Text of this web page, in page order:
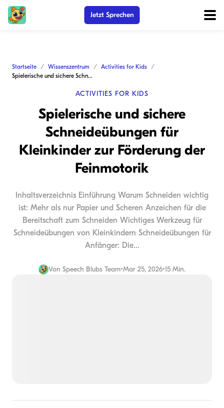
Jetzt Sprechen
Startseite Wissenszentrum
Activities for Kids
Spielerische und sichere Schneideübungen für Kleinkinder zur Förderung der Feinmotorik
ACTIVITIES FOR KIDS
Spielerische und sichere
Schneideübungen für
Kleinkinder zur Förderung der
Feinmotorik
Inhaltsverzeichnis Einführung Warum Schneiden wichtig
ist: Mehr als nur Papier und Scheren Anzeichen für die
Bereitschaft zum Schneiden Wichtiges Werkzeug für
Schneideübungen von Kleinkindern Schneideübungen für
Anfänger: Die...
Von Speech Blubs Team•Mar 25, 2026•15 Min.